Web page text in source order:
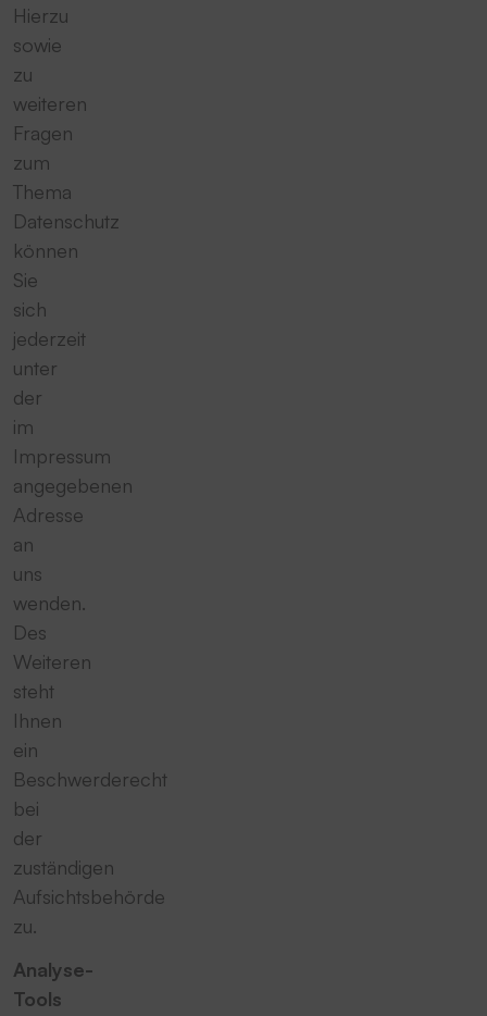
Hierzu
sowie
zu
weiteren
Fragen
zum
Thema
Datenschutz
können
Sie
sich
jederzeit
unter
der
im
Impressum
angegebenen
Adresse
an
uns
wenden.
Des
Weiteren
steht
Ihnen
ein
Beschwerderecht
bei
der
zuständigen
Aufsichtsbehörde
zu.
Analyse-
Tools